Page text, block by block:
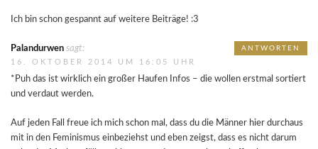
Ich bin schon gespannt auf weitere Beiträge! :3
Palandurwen sagt:
16. OKTOBER 2014 UM 16:05 UHR
*Puh das ist wirklich ein großer Haufen Infos – die wollen erstmal sortiert
und verdaut werden.
Auf jeden Fall freue ich mich schon mal, dass du die Männer hier durchaus
mit in den Feminismus einbeziehst und eben zeigst, dass es nicht darum
ANTWORTEN